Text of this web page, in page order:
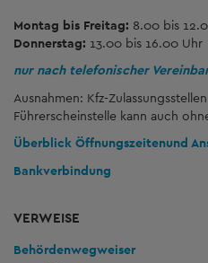
Montag bis Freitag: 8.00 bis
Donnerstag: 13.00 bis 16.00 Uhr
nur nach telefonischer
Ausnahmen: Kfz-
Führerscheinstelle kann auch
Überblick Öffnungszeitenund
Bankverbindung
VERWEISE
Behördenwegweiser